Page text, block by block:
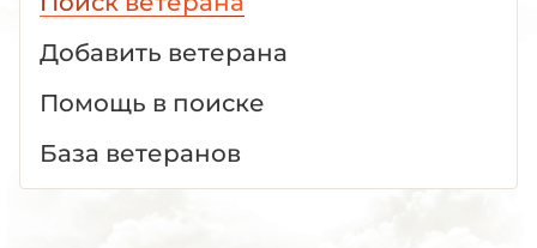
Добавить ветерана
Помощь в поиске
База ветеранов